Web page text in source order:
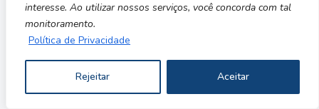
interesse. Ao utilizar nossos serviços, você concorda com tal
monitoramento.
Política de Privacidade
Rejeitar Aceitar
Prêmio eSports Brasil anuncia
Superjúri de 2026
Notícias